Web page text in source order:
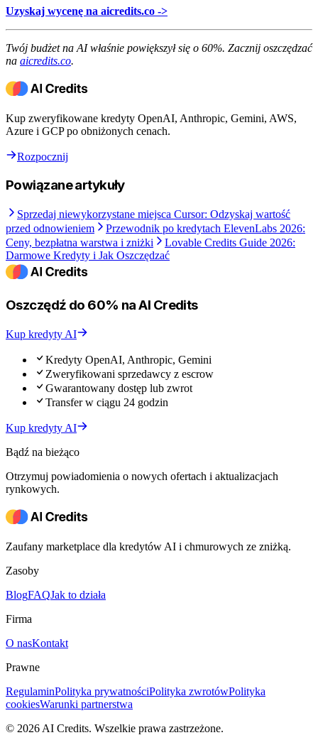
Uzyskaj wycenę na aicredits.co ->
Twój budżet na AI właśnie powiększył się o 60%. Zacznij oszczędzać
na aicredits.co.
Kup zweryfikowane kredyty OpenAI, Anthropic, Gemini, AWS,
Azure i GCP po obniżonych cenach.
Rozpocznij
Powiązane artykuły
Sprzedaj niewykorzystane miejsca Cursor: Odzyskaj wartość
przed odnowieniem
Przewodnik po kredytach ElevenLabs 2026:
Ceny, bezpłatna warstwa i zniżki
Lovable Credits Guide 2026:
Darmowe Kredyty i Jak Oszczędzać
Oszczędź do 60% na AI Credits
Kup kredyty AI
Kredyty OpenAI, Anthropic, Gemini
Zweryfikowani sprzedawcy z escrow
Gwarantowany dostęp lub zwrot
Transfer w ciągu 24 godzin
Kup kredyty AI
Bądź na bieżąco
Otrzymuj powiadomienia o nowych ofertach i aktualizacjach
rynkowych.
Zaufany marketplace dla kredytów AI i chmurowych ze zniżką.
Zasoby
BlogFAQJak to działa
Firma
O nasKontakt
Prawne
RegulaminPolityka prywatnościPolityka zwrotówPolityka
cookiesWarunki partnerstwa
© 2026 AI Credits. Wszelkie prawa zastrzeżone.